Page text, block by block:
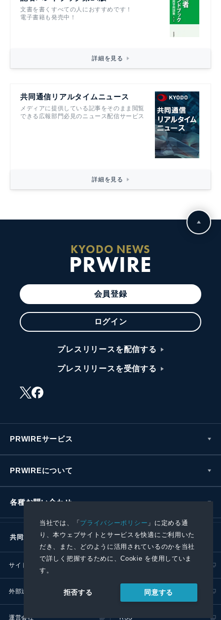
当社では、「プライバシーポリシー 」に定める通
り、本ウェブサイトとサービスを快適にご利用いた
だき、また、どのように活用されているのかを当社
で詳しく把握するために、Cookie を使用していま
す。
拒否する 同意する
文書を書くすべての人におすすめです！
電子書籍も発売中！
詳細を見る
共同通信リアルタイムニュース
メディアに提供している記事をそのまま閲覧
できる広報部門必見のニュース配信サービス
詳細を見る
KYODO NEWS
PRWIRE
会員登録
ログイン
プレスリリースを配信する
プレスリリースを受信する
PRWIREサービス
PRWIREについて
各種お問い合わせ
共同通信社グループ
サイトポリシー
外部送信ポリシー プレスリリース取扱基準
運営会社 RSS